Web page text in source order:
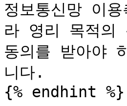
정보통신망 이
라 영리 목적의
동의를 받아야
니다.
{% endhint %}